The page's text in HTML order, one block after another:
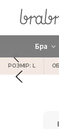
Бра
РОЗМІР: L